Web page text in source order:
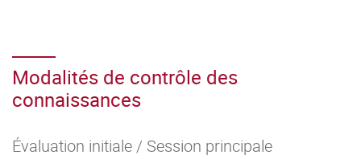
Modalités de contrôle des
connaissances
Évaluation initiale / Session principale